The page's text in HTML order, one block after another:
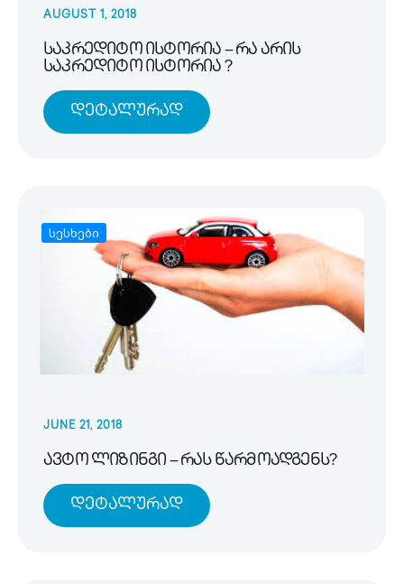
AUGUST 1, 2018
საკრედიტო ისტორია – რა არის
საკრედიტო ისტორია ?
Დეტალურად
სესხები
JUNE 21, 2018
ავტო ლიზინგი – რას წარმოადგენს?
Დეტალურად